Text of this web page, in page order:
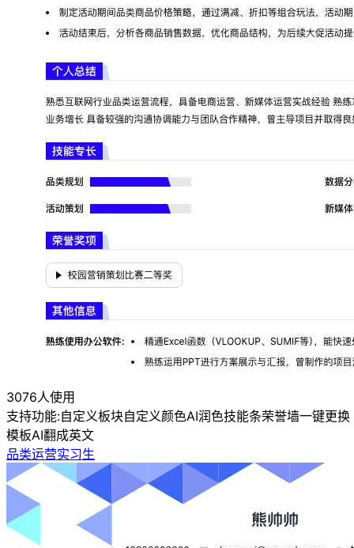
3076人使用
支持功能:自定义板块自定义颜色AI润色技能条荣誉墙一键更换
模板AI翻成英文
品类运营实习生